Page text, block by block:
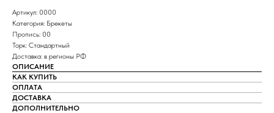
Артикул: 0000
Категория: Брекеты
Пропись: 00
Торк: Стандартный
Доставка: в регионы РФ
ОПИСАНИЕ
КАК КУПИТЬ
ОПЛАТА
ДОСТАВКА
ДОПОЛНИТЕЛЬНО